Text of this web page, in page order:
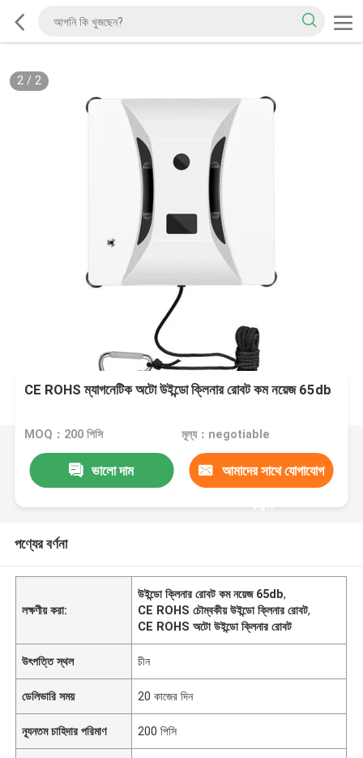
2/ 2
CE ROHS ম্যাগনেটিক অটো উইন্ডো ক্লিনার রোবট কম নয়েজ 65db
MOQ：200 পিসি মূল্য：negotiable
ভালো দাম আমাদের সাথে যোগাযোগ
করুন
পণ্যের বর্ণনা
লক্ষণীয় করা:
উইন্ডো ক্লিনার রোবট কম নয়েজ 65db,
CE ROHS চৌম্বকীয় উইন্ডো ক্লিনার রোবট,
CE ROHS অটো উইন্ডো ক্লিনার রোবট
উৎপত্তি স্থল চীন
ডেলিভারি সময় 20 কাজের দিন
ন্যূনতম চাহিদার পরিমাণ 200 পিসি